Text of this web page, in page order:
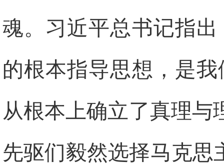
魂。习近平总书记指
的根本指导思想，是
从根本上确立了真理与
先驱们毅然选择马克思